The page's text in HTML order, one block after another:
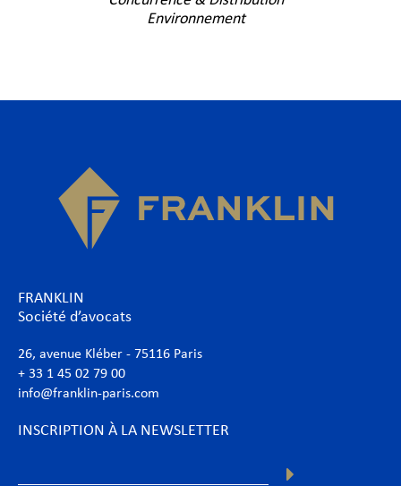
Environnement
FRANKLIN
Société d’avocats
26, avenue Kléber - 75116 Paris
+ 33 1 45 02 79 00
info@franklin-paris.com
INSCRIPTION À LA NEWSLETTER